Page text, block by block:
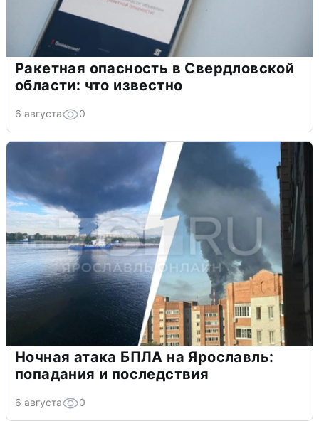
Ракетная опасность в Свердловской
области: что известно
6 августа 0
Ночная атака БПЛА на Ярославль:
попадания и последствия
6 августа 0